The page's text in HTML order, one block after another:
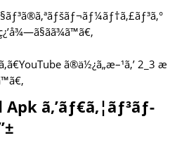
ã®ä½¿ã„æ–¹ã‚’ 2_3 æ
ã‚’ãƒ€ã‚¦ãƒ³ãƒ­